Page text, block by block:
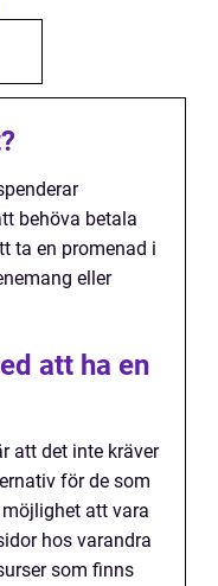
behöva betala
ta en promenad i
eller
att ha en
att det inte kräver
för de som
att vara
hos varandra
som finns